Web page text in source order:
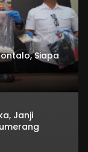
Siapa
Janji